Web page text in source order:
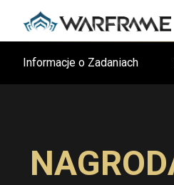
Informacje o Zadaniach